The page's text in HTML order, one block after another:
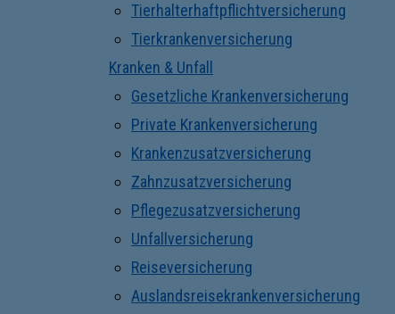
Tierhalterhaftpflichtversicherung
Tierkrankenversicherung
Kranken & Unfall
Gesetzliche Krankenversicherung
Private Krankenversicherung
Krankenzusatzversicherung
Zahnzusatzversicherung
Pflegezusatzversicherung
Unfallversicherung
Reiseversicherung
Auslandsreisekrankenversicherung